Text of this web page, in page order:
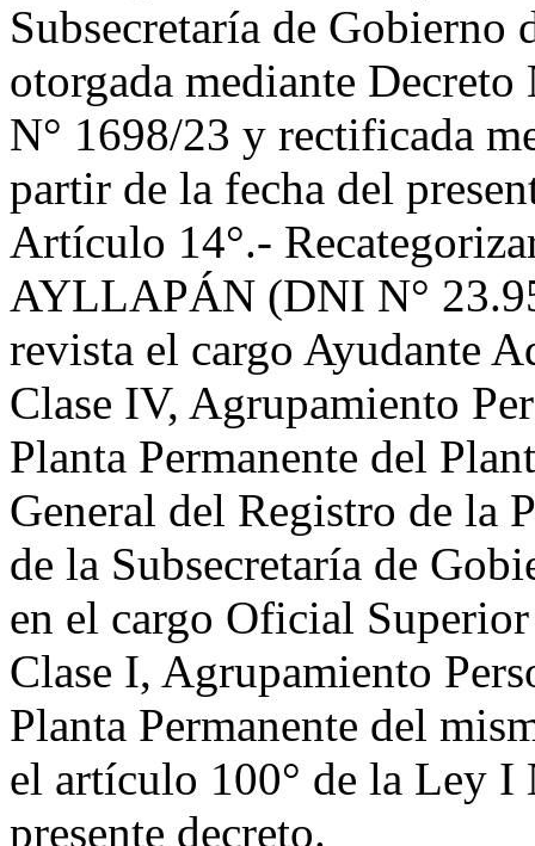
Subsecretaría de
otorgada mediante
N° 1698/23 y rectificada
partir de la fecha del
Artículo 14°.-
AYLLAPÁN (DNI N°
revista el cargo Ayudante
Clase IV, Agrupamiento
Planta Permanente del
General del Registro de la
de la Subsecretaría de
en el cargo Oficial
Clase I, Agrupamiento
Planta Permanente del
el artículo 100° de la Ley I
presente decreto.